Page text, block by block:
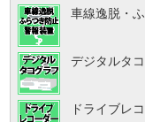
車線逸脱・
デジタルタ
ドライブレ